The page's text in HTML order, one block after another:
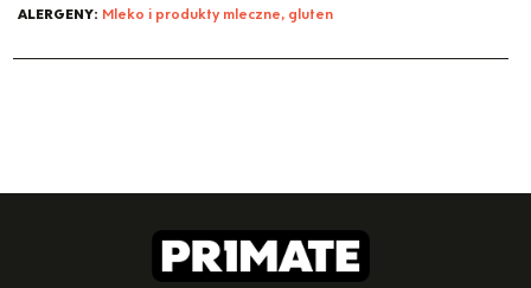
ALERGENY: Mleko i produkty mleczne, gluten